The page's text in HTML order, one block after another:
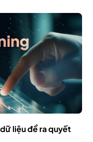
liệu để ra quyết